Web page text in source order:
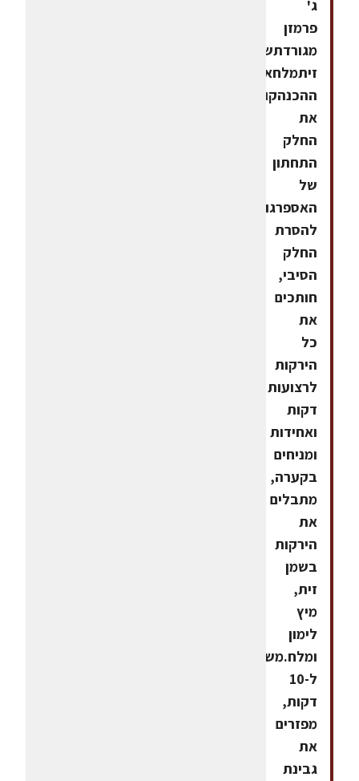
ג'
פרמזן
מגורדתשמן
זיתמלחאופן
ההכנהקולפים
את
החלק
התחתון
של
האספרגוס
להסרת
החלק
הסיבי,
חותכים
את
כל
הירקות
לרצועות
דקות
ואחידות
ומניחים
בקערה,
מתבלים
את
הירקות
בשמן
זית,
מיץ
לימון
ומלח.משהים
ל-10
דקות,
מפזרים
את
גבינת